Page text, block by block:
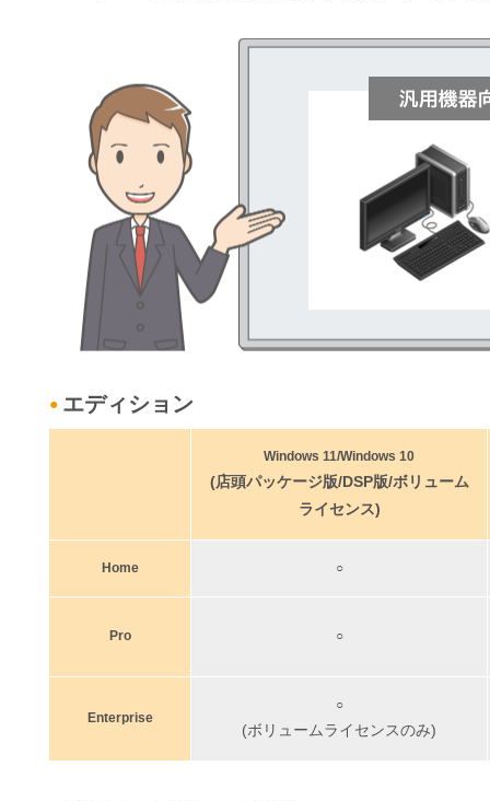
● エディション
Windows 11/Windows 10
(店頭パッケージ版/DSP版/ボリューム
ライセンス)
Home ○
Pro ○
Enterprise
○
(ボリュームライセンスのみ)